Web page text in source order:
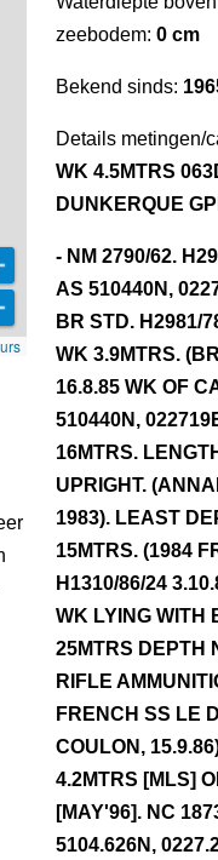
zeebodem: 0 cm
Bekend sinds:
Details metingen/
WK 4.5MTRS
DUNKERQUE
- NM 2790/62.
AS 510440N,
BR STD. H2981/
WK 3.9MTRS.
16.8.85 WK OF
510440N,
16MTRS.
UPRIGHT.
1983). LEAST
15MTRS. (1984
H1310/86/24
WK LYING WITH
25MTRS DEPTH
RIFLE
FRENCH SS LE
COULON,
4.2MTRS [MLS]
[MAY'96]. NC
5104.626N,